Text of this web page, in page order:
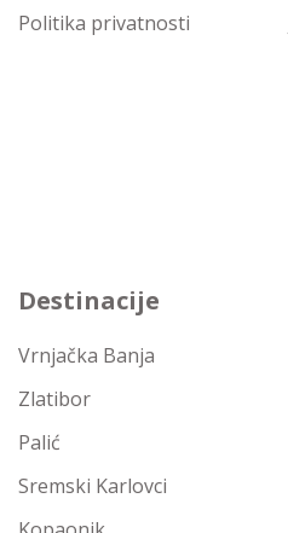
Politika privatnosti
Destinacije
Vrnjačka Banja
Zlatibor
Palić
Sremski Karlovci